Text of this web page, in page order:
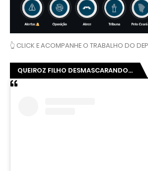
👆 CLICK E ACOMPANHE O TRABALHO DO
QUEIROZ FILHO DESMASCARANDO...